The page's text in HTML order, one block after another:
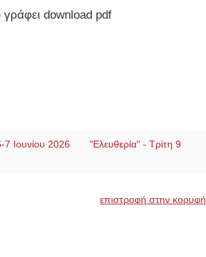
download pdf
7 Ιουνίου 2026
"Ελευθερία" - Τρίτη 9
επιστροφή στην κορυφή